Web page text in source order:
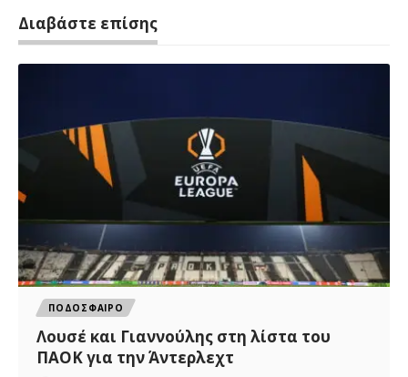
Διαβάστε επίσης
ΠΟΔΟΣΦΑΙΡΟ
Λουσέ και Γιαννούλης στη λίστα του
ΠΑΟΚ για την Άντερλεχτ